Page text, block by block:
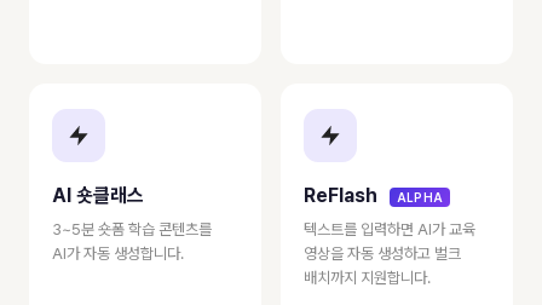
AI 숏클래스
3~5분 숏폼 학습 콘텐츠를
AI가 자동 생성합니다.
ReFlash ALPHA
텍스트를 입력하면 AI가 교육
영상을 자동 생성하고 벌크
배치까지 지원합니다.